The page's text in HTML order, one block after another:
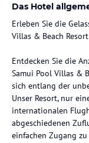
Das Hotel
Erleben Sie die
Villas & Beach Resort
Entdecken Sie die
Samui Pool Villas &
sich entlang der
Unser Resort, nur
internationalen
abgeschiedenen
einfachen Zugang